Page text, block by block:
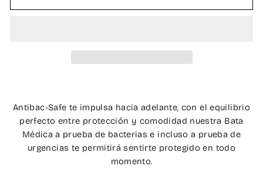
Antibac-Safe te impulsa hacia adelante, con el equilibrio
perfecto entre protección y comodidad nuestra Bata
Médica a prueba de bacterias e incluso a prueba de
urgencias te permitirá sentirte protegido en todo
momento.